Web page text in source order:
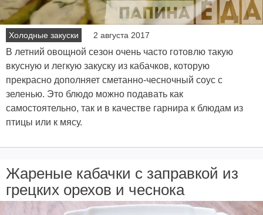
Холодные закуски 2 августа 2017
В летний овощной сезон очень часто готовлю такую
вкусную и легкую закуску из кабачков, которую
прекрасно дополняет сметанно-чесночный соус с
зеленью. Это блюдо можно подавать как
самостоятельно, так и в качестве гарнира к блюдам из
птицы или к мясу.
Жареные кабачки с заправкой из
грецких орехов и чеснока